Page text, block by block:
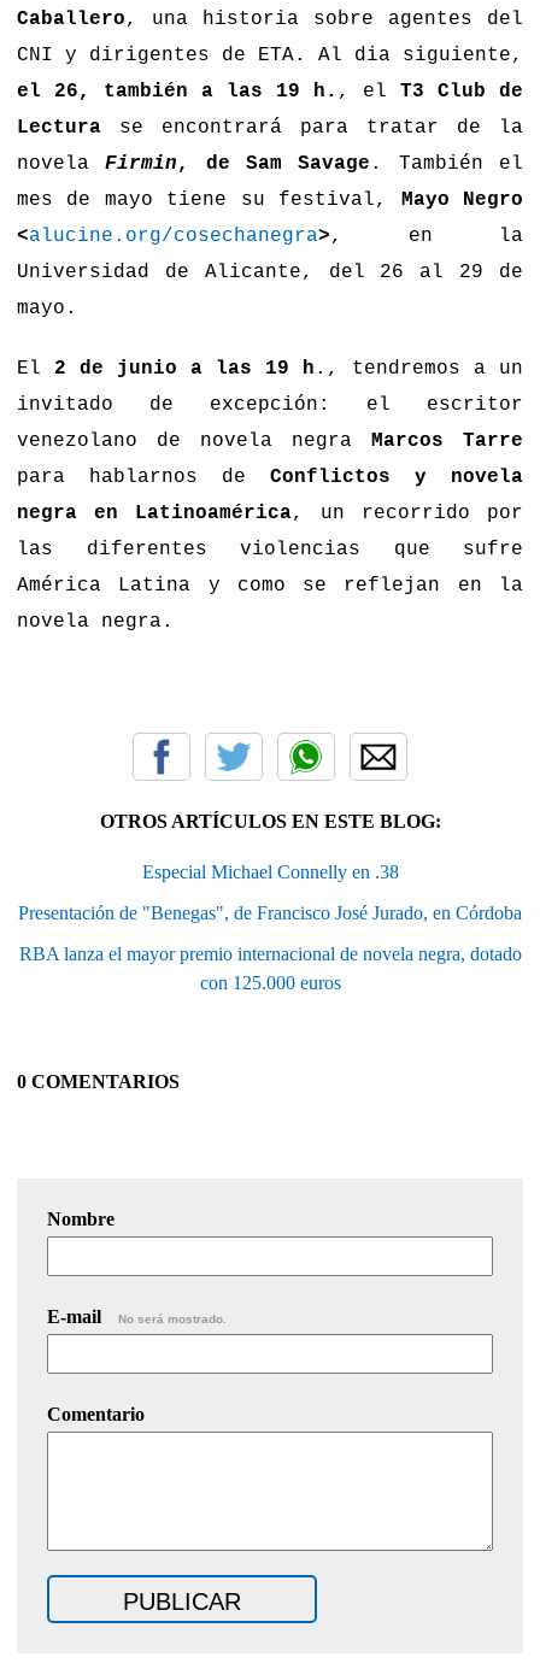
Caballero, una historia sobre agentes del
CNI y dirigentes de ETA. Al dia siguiente,
el 26, también a las 19 h. , el T3 Club de
Lectura se encontrará para tratar de la
novelaFirmin, de Sam Savage . También el
mes de mayo tiene su festival, Mayo Negro
<alucine.org/cosechanegra>, en la
Universidad de Alicante, del 26 al 29 de
mayo.
El 2 de junio a las 19 h ., tendremos a un
invitado de excepción: el escritor
venezolano de novela negra Marcos Tarre
para hablarnos de Conflictos y novela
negra en Latinoamérica, un recorrido por
las diferentes violencias que sufre
América Latina y como se reflejan en la
novela negra.
OTROS ARTÍCULOS EN ESTE BLOG:
Especial Michael Connelly en .38
Presentación de "Benegas", de Francisco José Jurado, en Córdoba
RBA lanza el mayor premio internacional de novela negra, dotado
con 125.000 euros
0 COMENTARIOS
Nombre
E-mail No será mostrado.
Comentario